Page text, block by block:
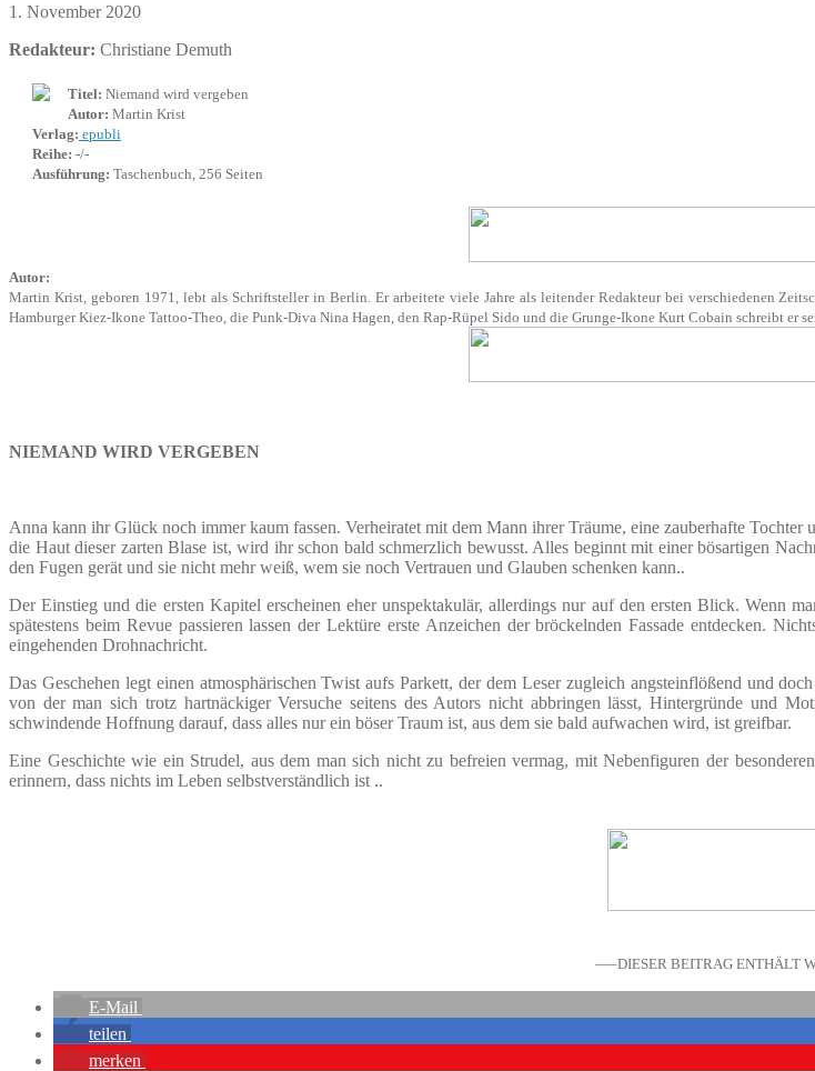
1. November 2020
Redakteur: Christiane Demuth
Titel: Niemand wird vergeben
Autor: Martin Krist
Verlag: epubli
Reihe: -/-
Ausführung: Taschenbuch, 256 Seiten
Autor:
Martin Krist, geboren 1971, lebt als Schriftsteller in Berlin. Er arbeitete viele Jahre als leitender Redakteur bei verschiedenen
Hamburger Kiez-Ikone Tattoo-Theo, die Punk-Diva Nina Hagen, den Rap-Rüpel Sido und die Grunge-Ikone Kurt Cobain schreibt er
NIEMAND WIRD VERGEBEN
Anna kann ihr Glück noch immer kaum fassen. Verheiratet mit dem Mann ihrer Träume, eine zauberhafte
die Haut dieser zarten Blase ist, wird ihr schon bald schmerzlich bewusst. Alles beginnt mit einer bösartigen
den Fugen gerät und sie nicht mehr weiß, wem sie noch Vertrauen und Glauben schenken kann..
Der Einstieg und die ersten Kapitel erscheinen eher unspektakulär, allerdings nur auf den ersten Blick. Wenn
spätestens beim Revue passieren lassen der Lektüre erste Anzeichen der bröckelnden Fassade entdecken.
eingehenden Drohnachricht.
Das Geschehen legt einen atmosphärischen Twist aufs Parkett, der dem Leser zugleich angsteinflößend und
von der man sich trotz hartnäckiger Versuche seitens des Autors nicht abbringen lässt, Hintergründe und
schwindende Hoffnung darauf, dass alles nur ein böser Traum ist, aus dem sie bald aufwachen wird, ist greifbar.
Eine Geschichte wie ein Strudel, aus dem man sich nicht zu befreien vermag, mit Nebenfiguren der
erinnern, dass nichts im Leben selbstverständlich ist ..
—–DIESER BEITRAG ENTHÄLT
E-Mail
teilen
merken